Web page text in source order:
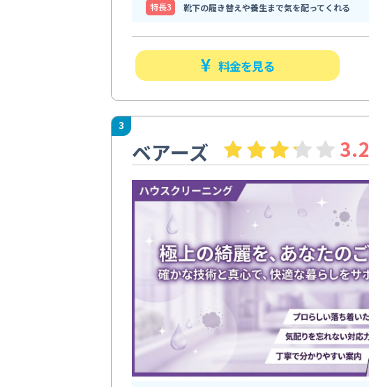
特⻑3
靴下の履き替えや養生まで気を配ってくれる
料金を見る
3
ベアーズ 3.2